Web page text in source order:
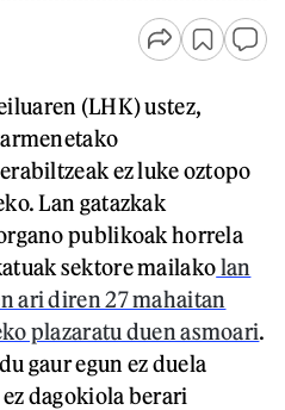
(LHK) ustez,
ez luke oztopo
Lan gatazkak
publikoak horrela
sektore mailakolan
ari diren 27 mahaitan
plazaratu duen asmoari.
gaur egun ez duela
dagokiola berari